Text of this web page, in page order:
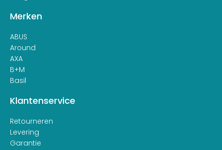
Merken
ABUS
Around
AXA
B+M
Basil
Klantenservice
Retourneren
Levering
Garantie